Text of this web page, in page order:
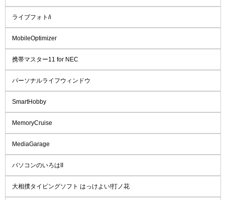
ライブフォト/i
MobileOptimizer
携帯マスター11 for NEC
パーソナルライフウィンドウ
SmartHobby
MemoryCruise
MediaGarage
パソコンのいろはII
大相撲タイピングソフト はっけよい!打ノ花